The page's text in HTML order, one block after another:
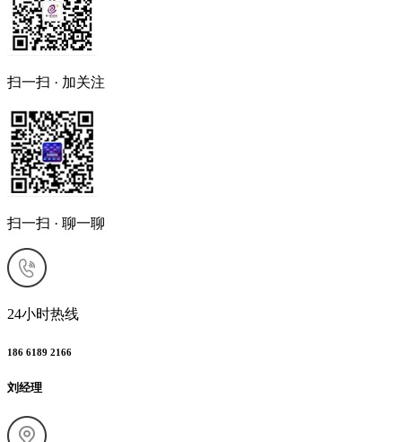
扫一扫 · 加关注
扫一扫 · 聊一聊
24小时热线
186 6189 2166
刘经理